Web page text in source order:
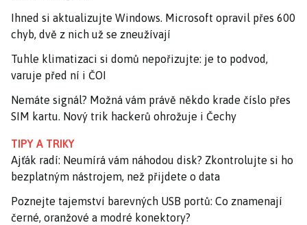
Ihned si aktualizujte Windows. Microsoft opravil přes 600
chyb, dvě z nich už se zneužívají
Tuhle klimatizaci si domů nepořizujte: je to podvod,
varuje před ní i ČOI
Nemáte signál? Možná vám právě někdo krade číslo přes
SIM kartu. Nový trik hackerů ohrožuje i Čechy
TIPY A TRIKY
Ajťák radí: Neumírá vám náhodou disk? Zkontrolujte si ho
bezplatným nástrojem, než přijdete o data
Poznejte tajemství barevných USB portů: Co znamenají
černé, oranžové a modré konektory?